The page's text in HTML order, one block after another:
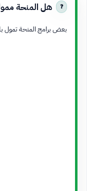
هل المنحة
بعض برامج المنحة تمول